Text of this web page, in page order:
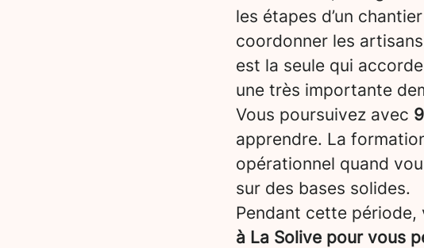
les étapes d’un
coordonner les
est la seule qui
une très importante
Vous poursuivez avec
apprendre. La
opérationnel quand
sur des bases solides.
Pendant cette période,
à La Solive pour vous